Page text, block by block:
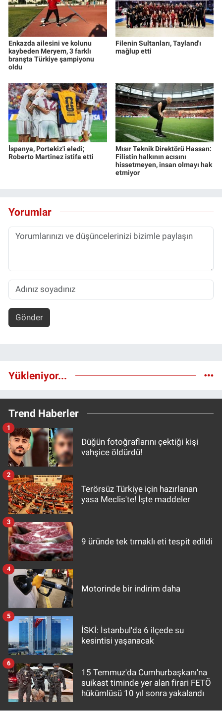
Enkazda ailesini ve kolunu
kaybeden Meryem, 3 farklı
branşta Türkiye şampiyonu
oldu
Filenin Sultanları, Tayland'ı
mağlup etti
İspanya, Portekiz'i eledi;
Roberto Martinez istifa etti
Mısır Teknik Direktörü Hassan:
Filistin halkının acısını
hissetmeyen, insan olmayı hak
etmiyor
Yorumlar
Gönder
Yükleniyor...
Trend Haberler
Düğün fotoğraflarını çektiği kişi
vahşice öldürdü!
1
Terörsüz Türkiye için hazırlanan
yasa Meclis'te! İşte maddeler
2
9 üründe tek tırnaklı eti tespit edildi
3
Motorinde bir indirim daha
4
İSKİ: İstanbul'da 6 ilçede su
kesintisi yaşanacak
5
15 Temmuz'da Cumhurbaşkanı'na
suikast timinde yer alan firari FETÖ
hükümlüsü 10 yıl sonra yakalandı
6